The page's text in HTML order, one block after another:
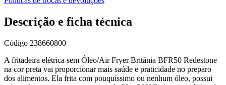
Descrição e ficha técnica
Código 238660800
A fritadeira elétrica sem Óleo/Air Fryer Britânia BFR50 Redestone
na cor preta vai proporcionar mais saúde e praticidade no preparo
dos alimentos. Ela frita com pouquíssimo ou nenhum óleo, possui